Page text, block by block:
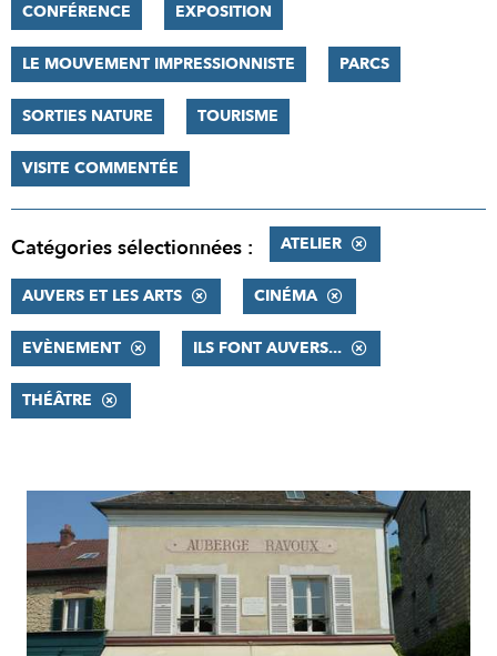
CONFÉRENCE EXPOSITION
LE MOUVEMENT IMPRESSIONNISTE PARCS
SORTIES NATURE TOURISME
VISITE COMMENTÉE
Catégories sélectionnées : ATELIER
AUVERS ET LES ARTS CINÉMA
EVÈNEMENT ILS FONT AUVERS...
THÉÂTRE
RÉSULTATS